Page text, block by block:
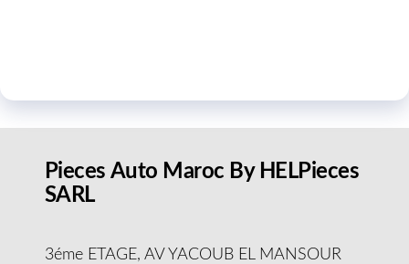
Pieces Auto Maroc By HELPieces
SARL
3éme ETAGE, AV YACOUB EL MANSOUR